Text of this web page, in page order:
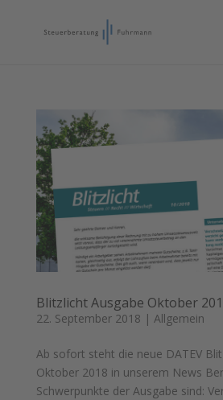
Blitzlicht Ausgabe Oktober
22. September 2018 | Allgemein
Ab sofort steht die neue DATEV
Oktober 2018 in unserem News
Schwerpunkte der Ausgabe sind: